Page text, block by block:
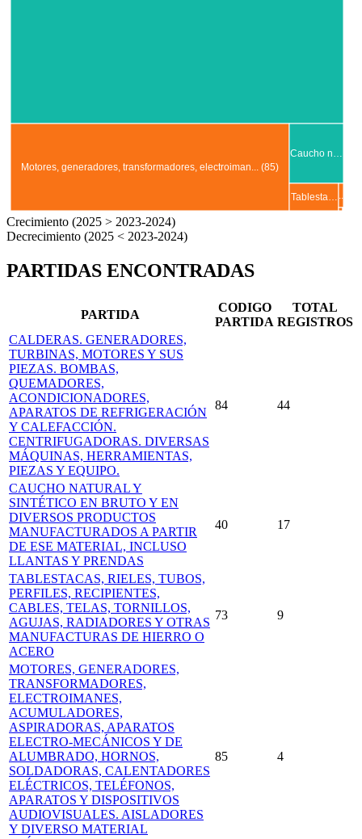
Motores, generadores, transformadores, electroiman... (85)
Caucho n…
Tablesta… ..
.
Crecimiento (2025 > 2023-2024)
Decrecimiento (2025 < 2023-2024)
PARTIDAS ENCONTRADAS
PARTIDA
CODIGO
PARTIDA
TOTAL
REGISTROS
CALDERAS. GENERADORES,
TURBINAS, MOTORES Y SUS
PIEZAS. BOMBAS,
QUEMADORES,
ACONDICIONADORES,
APARATOS DE REFRIGERACIÓN
Y CALEFACCIÓN.
CENTRIFUGADORAS. DIVERSAS
MÁQUINAS, HERRAMIENTAS,
PIEZAS Y EQUIPO.
84 44
CAUCHO NATURAL Y
SINTÉTICO EN BRUTO Y EN
DIVERSOS PRODUCTOS
MANUFACTURADOS A PARTIR
DE ESE MATERIAL, INCLUSO
LLANTAS Y PRENDAS
40 17
TABLESTACAS, RIELES, TUBOS,
PERFILES, RECIPIENTES,
CABLES, TELAS, TORNILLOS,
AGUJAS, RADIADORES Y OTRAS
MANUFACTURAS DE HIERRO O
ACERO
73 9
MOTORES, GENERADORES,
TRANSFORMADORES,
ELECTROIMANES,
ACUMULADORES,
ASPIRADORAS, APARATOS
ELECTRO-MECÁNICOS Y DE
ALUMBRADO, HORNOS,
SOLDADORAS, CALENTADORES
ELÉCTRICOS, TELÉFONOS,
APARATOS Y DISPOSITIVOS
AUDIOVISUALES. AISLADORES
Y DIVERSO MATERIAL
85 4